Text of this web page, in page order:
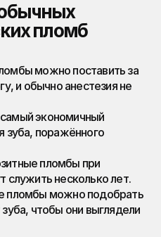
пломб
можно поставить за
и обычно анестезия не
экономичный
зуба, поражённого
пломбы при
служить несколько лет.
пломбы можно подобрать
чтобы они выглядели